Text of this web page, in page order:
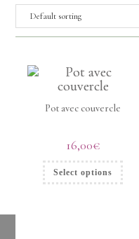
Pot avec couvercle
16,00€
Select options